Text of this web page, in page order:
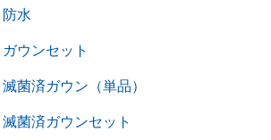
防水
ガウンセット
滅菌済ガウン（単品）
滅菌済ガウンセット